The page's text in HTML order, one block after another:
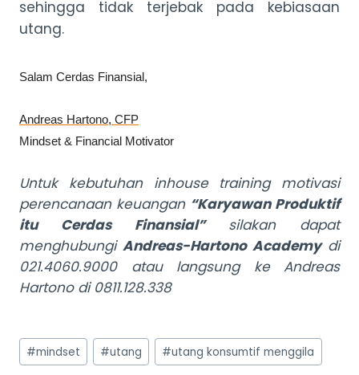
sehingga tidak terjebak pada kebiasaan
utang.
Salam Cerdas Finansial,
Andreas Hartono, CFP
Mindset & Financial Motivator
Untuk kebutuhan inhouse training motivasi
perencanaan keuangan “Karyawan Produktif
itu Cerdas Finansial”silakan dapat
menghubungi Andreas-Hartono Academydi
021.4060.9000 atau langsung ke Andreas
Hartono di 0811.128.338
Post
Tags:
#mindset #utang #utang konsumtif menggila